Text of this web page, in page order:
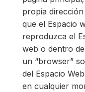
propia
que el Espacio
reproduzca el
web o dentro
un “browser”
del Espacio
en cualquier